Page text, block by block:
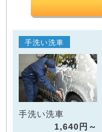
手洗い洗車
手洗い洗車
1,640円～